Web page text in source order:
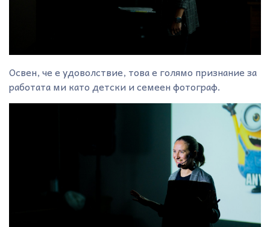
Освен, че е удоволствие, това е голямо признание за
работата ми като детски и семеен фотограф.